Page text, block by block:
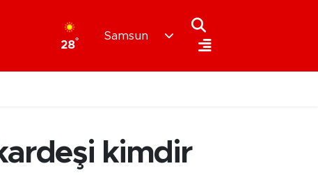
28°
Samsun
kimdir